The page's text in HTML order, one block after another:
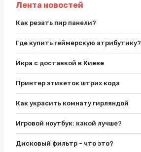
Лента новостей
Как резать пир панели?
Где купить геймерскую атрибутику?
Икра с доставкой в Киеве
Принтер этикеток штрих кода
Как украсить комнату гирляндой
Игровой ноутбук: какой лучше?
Дисковый фильтр - что это?